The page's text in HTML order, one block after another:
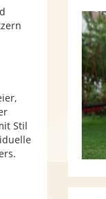
Stil